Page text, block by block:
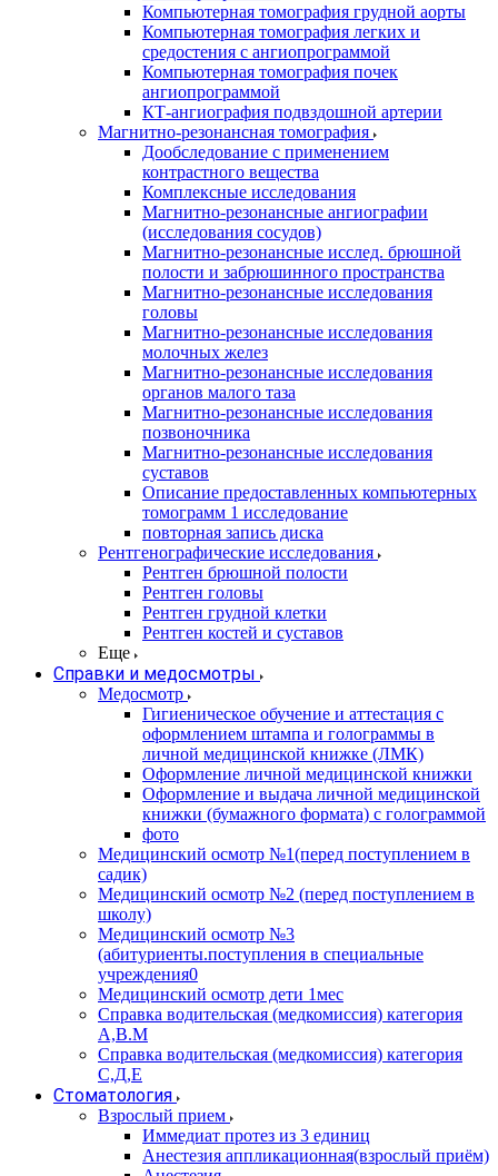
Компьютерная томография грудной аорты
Компьютерная томография легких и
средостения с ангиопрограммой
Компьютерная томография почек
ангиопрограммой
КТ-ангиография подвздошной артерии
Магнитно-резонансная томография
Дообследование с применением
контрастного вещества
Комплексные исследования
Магнитно-резонансные ангиографии
(исследования сосудов)
Магнитно-резонансные исслед. брюшной
полости и забрюшинного пространства
Магнитно-резонансные исследования
головы
Магнитно-резонансные исследования
молочных желез
Магнитно-резонансные исследования
органов малого таза
Магнитно-резонансные исследования
позвоночника
Магнитно-резонансные исследования
суставов
Описание предоставленных компьютерных
томограмм 1 исследование
повторная запись диска
Рентгенографические исследования
Рентген брюшной полости
Рентген головы
Рентген грудной клетки
Рентген костей и суставов
Еще
Справки и медосмотры
Медосмотр
Гигиеническое обучение и аттестация с
оформлением штампа и голограммы в
личной медицинской книжке (ЛМК)
Оформление личной медицинской книжки
Оформление и выдача личной медицинской
книжки (бумажного формата) с голограммой
фото
Медицинский осмотр №1(перед поступлением в
садик)
Медицинский осмотр №2 (перед поступлением в
школу)
Медицинский осмотр №3
(абитуриенты.поступления в специальные
учреждения0
Медицинский осмотр дети 1мес
Справка водительская (медкомиссия) категория
А,В.М
Справка водительская (медкомиссия) категория
С,Д,Е
Стоматология
Взрослый прием
Иммедиат протез из 3 единиц
Анестезия аппликационная(взрослый приём)